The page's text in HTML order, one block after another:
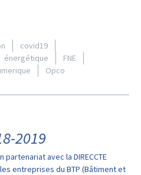
covid19
énergétique
FNE
Opco
2019
avec la DIRECCTE
entreprises du BTP (Bâtiment et